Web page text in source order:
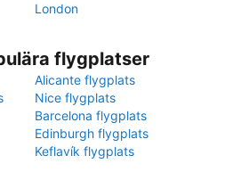
London
flygplatser
Alicante flygplats
Nice flygplats
Barcelona flygplats
Edinburgh flygplats
Keflavík flygplats